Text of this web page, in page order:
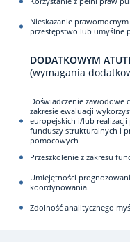
Nieskazanie
przestępstwo lub umyślne
DODATKOWYM
(wymagania
Doświadczenie zawodowe
zakresie ewaluacji
europejskich i/lub
funduszy strukturalnych i
pomocowych
Przeszkolenie z zakresu
Umiejętności
koordynowania.
Zdolność analitycznego